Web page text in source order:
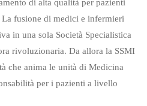
di alta qualità per pazienti
fusione di medici e infermieri
in una sola Società Specialistica
rivoluzionaria. Da allora la SSMI
che anima le unità di Medicina
per i pazienti a livello